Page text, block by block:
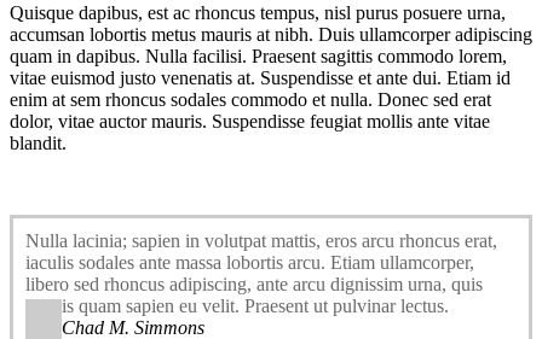
Quisque dapibus, est ac rhoncus tempus, nisl purus posuere urna,
accumsan lobortis metus mauris at nibh. Duis ullamcorper adipiscing
quam in dapibus. Nulla facilisi. Praesent sagittis commodo lorem,
vitae euismod justo venenatis at. Suspendisse et ante dui. Etiam id
enim at sem rhoncus sodales commodo et nulla. Donec sed erat
dolor, vitae auctor mauris. Suspendisse feugiat mollis ante vitae
blandit.
Nulla lacinia; sapien in volutpat mattis, eros arcu rhoncus erat,
iaculis sodales ante massa lobortis arcu. Etiam ullamcorper,
libero sed rhoncus adipiscing, ante arcu dignissim urna, quis
iaculis quam sapien eu velit. Praesent ut pulvinar lectus.
Chad M. Simmons